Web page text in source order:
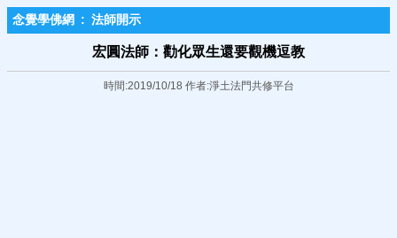
念覺學佛網 : 法師開示
宏圓法師：勸化眾生還要觀機逗教
時間:2019/10/18 作者:淨土法門共修平台